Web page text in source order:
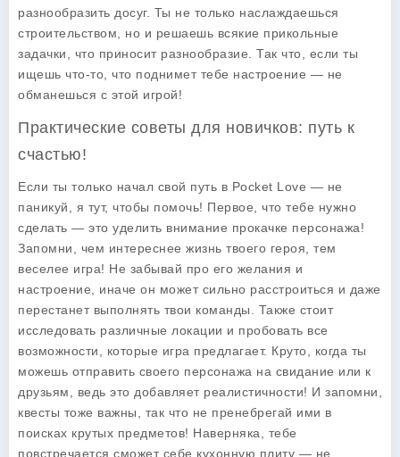
разнообразить досуг. Ты не только наслаждаешься
строительством, но и решаешь всякие прикольные
задачки, что приносит разнообразие. Так что, если ты
ищешь что-то, что поднимет тебе настроение — не
обманешься с этой игрой!
Практические советы для новичков: путь к
счастью!
Если ты только начал свой путь в Pocket Love — не
паникуй, я тут, чтобы помочь! Первое, что тебе нужно
сделать — это уделить внимание прокачке персонажа!
Запомни, чем интереснее жизнь твоего героя, тем
веселее игра! Не забывай про его желания и
настроение, иначе он может сильно расстроиться и даже
перестанет выполнять твои команды. Также стоит
исследовать различные локации и пробовать все
возможности, которые игра предлагает. Круто, когда ты
можешь отправить своего персонажа на свидание или к
друзьям, ведь это добавляет реалистичности! И запомни,
квесты тоже важны, так что не пренебрегай ими в
поисках крутых предметов! Наверняка, тебе
повстречается сможет себе кухонную плиту — не